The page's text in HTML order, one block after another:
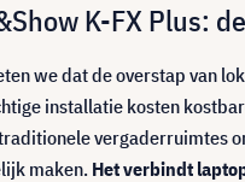
K-FX Plus:
we dat de overstap van
installatie kosten
vergaderruimtes
maken. Het verbindt